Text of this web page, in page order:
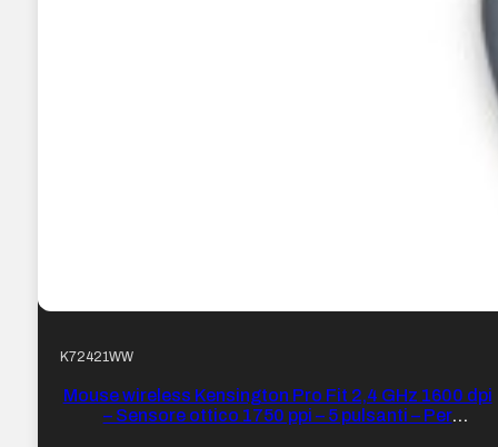
K72421WW
Mouse wireless Kensington Pro Fit 2,4 GHz 1600 dpi
– Sensore ottico 1750 ppi – 5 pulsanti – Per